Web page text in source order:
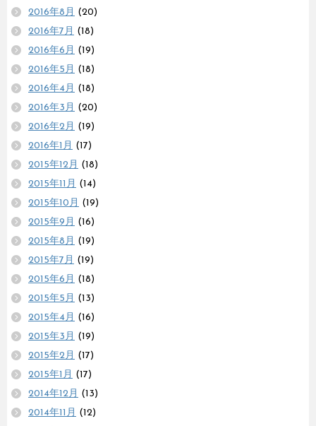
2016年8月 (20)
2016年7月 (18)
2016年6月 (19)
2016年5月 (18)
2016年4月 (18)
2016年3月 (20)
2016年2月 (19)
2016年1月 (17)
2015年12月 (18)
2015年11月 (14)
2015年10月 (19)
2015年9月 (16)
2015年8月 (19)
2015年7月 (19)
2015年6月 (18)
2015年5月 (13)
2015年4月 (16)
2015年3月 (19)
2015年2月 (17)
2015年1月 (17)
2014年12月 (13)
2014年11月 (12)